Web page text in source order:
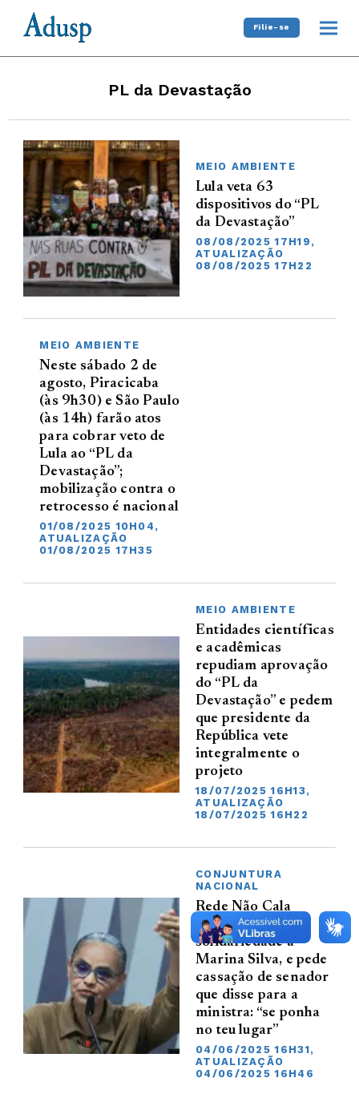
Filie-se
PL da Devastação
MEIO AMBIENTE
Lula veta 63
dispositivos do “PL
da Devastação”
08/08/2025 17H19,
ATUALIZAÇÃO
08/08/2025 17H22
MEIO AMBIENTE
Neste sábado 2 de
agosto, Piracicaba
(às 9h30) e São Paulo
(às 14h) farão atos
para cobrar veto de
Lula ao “PL da
Devastação”;
mobilização contra o
retrocesso é nacional
01/08/2025 10H04,
ATUALIZAÇÃO
01/08/2025 17H35
MEIO AMBIENTE
Entidades científicas
e acadêmicas
repudiam aprovação
do “PL da
Devastação” e pedem
que presidente da
República vete
integralmente o
projeto
18/07/2025 16H13,
ATUALIZAÇÃO
18/07/2025 16H22
CONJUNTURA
NACIONAL
Rede Não Cala
manifesta
solidariedade a
Marina Silva, e pede
cassação de senador
que disse para a
ministra: “se ponha
no teu lugar”
04/06/2025 16H31,
ATUALIZAÇÃO
04/06/2025 16H46